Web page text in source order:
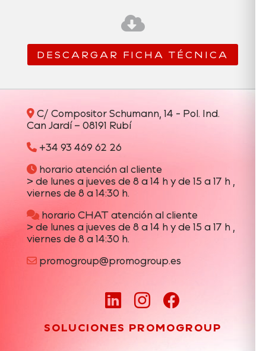

DESCARGAR FICHA TÉCNICA
C/ Compositor Schumann, 14 - Pol. Ind.
Can Jardí – 08191 Rubí
+34 93 469 62 26
horario atención al cliente
> de lunes a jueves de 8 a 14 h y de 15 a 17 h ,
viernes de 8 a 14:30 h.
horario CHAT atención al cliente
> de lunes a jueves de 8 a 14 h y de 15 a 17 h ,
viernes de 8 a 14:30 h.
promogroup@promogroup.es
SOLUCIONES PROMOGROUP